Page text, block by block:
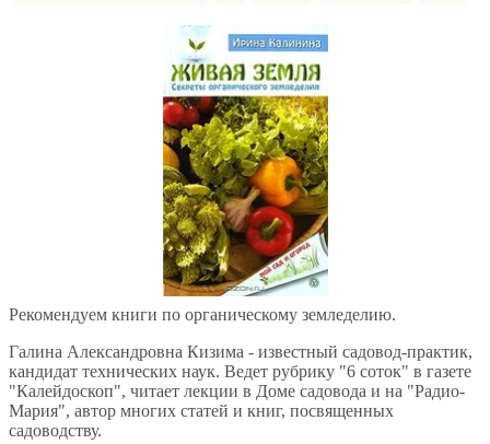
Рекомендуем книги по органическому земледелию.
Галина Александровна Кизима - известный садовод-практик,
кандидат технических наук. Ведет рубрику "6 соток" в газете
"Калейдоскоп", читает лекции в Доме садовода и на "Радио-
Мария", автор многих статей и книг, посвященных
садоводству.